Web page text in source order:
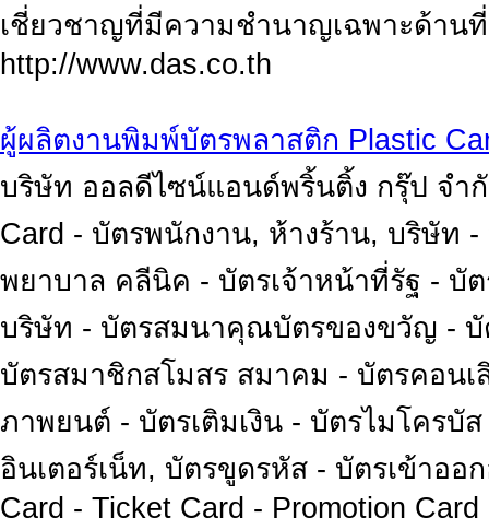
เชี่ยวชาญที่มีความชำนาญเฉพาะด้าน
http://www.das.co.th
ผู้ผลิตงานพิมพ์บัตรพลาสติก Plastic
บริษัท ออลดีไซน์แอนด์พริ้นติ้ง กรุ๊ป จำ
Card - บัตรพนักงาน, ห้างร้าน, บริษัท
พยาบาล คลีนิค - บัตรเจ้าหน้าที่รัฐ - บั
บริษัท - บัตรสมนาคุณบัตรของขวัญ -
บัตรสมาชิกสโมสร สมาคม - บัตรคอน
ภาพยนต์ - บัตรเติมเงิน - บัตรไมโครบั
อินเตอร์เน็ท, บัตรขูดรหัส - บัตรเข้าอ
Card - Ticket Card - Promotion